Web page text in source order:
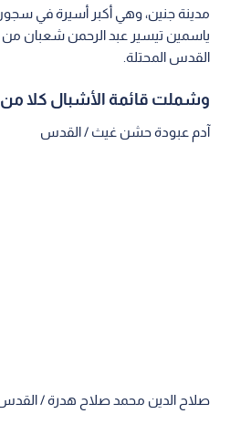
مدينة جنين، وهي أكبر أسيرة في سجون
ياسمين تيسير عبد الرحمن شعبان من
القدس المحتلة.
وشملت قائمة الأشبال كلا
آدم عبودة حشن غيث / القدس
صلاح الدين محمد صلاح هدرة /